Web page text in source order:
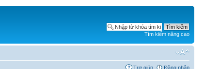
Tìm kiếm nâng cao
Trợ giúp Đăng nhập